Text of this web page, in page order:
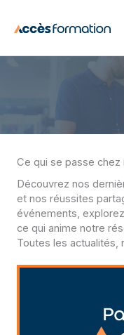
contenu
Ce qui se passe chez
Découvrez nos
et nos réussites
événements,
ce qui anime notre
Toutes les actualités,